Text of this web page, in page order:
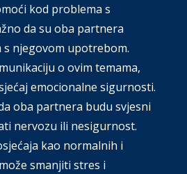
kod problema s
da su oba partnera
s njegovom upotrebom.
o ovim temama,
emocionalne sigurnosti.
oba partnera budu svjesni
nervozu ili nesigurnost.
kao normalnih i
smanjiti stres i